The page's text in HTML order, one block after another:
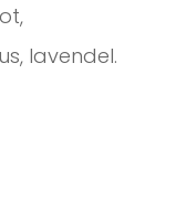
lavendel.